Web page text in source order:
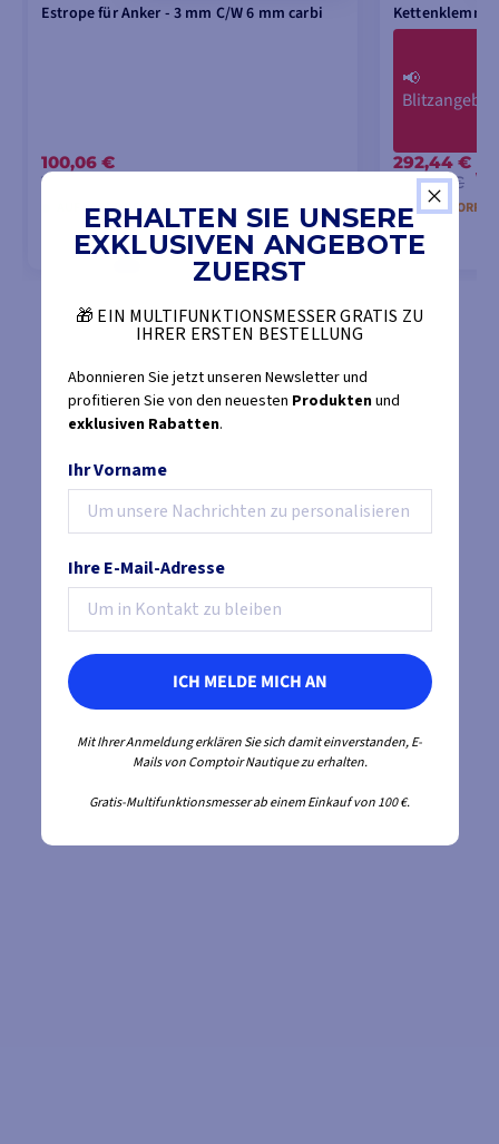
Estrope für Anker - 3 mm C/W 6 mm carbi
100,06 €
104,50 €
AUF LAGER DES LIEFERANTEN
IN DEN WARENKORB LEGEN
📢
292,44 €
307,33 €
NICHT
ERHALTEN SIE UNSERE
EXKLUSIVEN ANGEBOTE
ZUERST
🎁 EIN MULTIFUNKTIONSMESSER GRATIS ZU
IHRER ERSTEN BESTELLUNG
Abonnieren Sie jetzt unseren Newsletter und
profitieren Sie von den neuesten Produktenund
exklusiven Rabatten.
Ihr Vorname
Ihre E-Mail-Adresse
ICH MELDE MICH AN
Mit Ihrer Anmeldung erklären Sie sich damit einverstanden, E-
Mails von Comptoir Nautique zu erhalten.
Gratis-Multifunktionsmesser ab einem Einkauf von 100 €.